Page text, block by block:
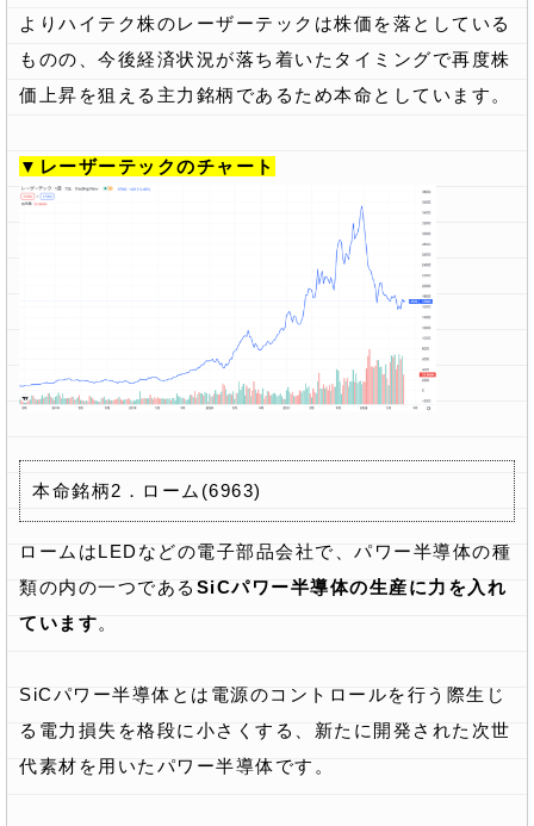
よりハイテク株のレーザーテックは株価を落としている
ものの、今後経済状況が落ち着いたタイミングで再度株
価上昇を狙える主力銘柄であるため本命としています。
▼レーザーテックのチャート
本命銘柄2．ローム(6963)
ロームはLEDなどの電子部品会社で、パワー半導体の種
類の内の一つである SiCパワー半導体の生産に力を入れ
ています。
SiCパワー半導体とは電源のコントロールを行う際生じ
る電力損失を格段に小さくする、新たに開発された次世
代素材を用いたパワー半導体です。